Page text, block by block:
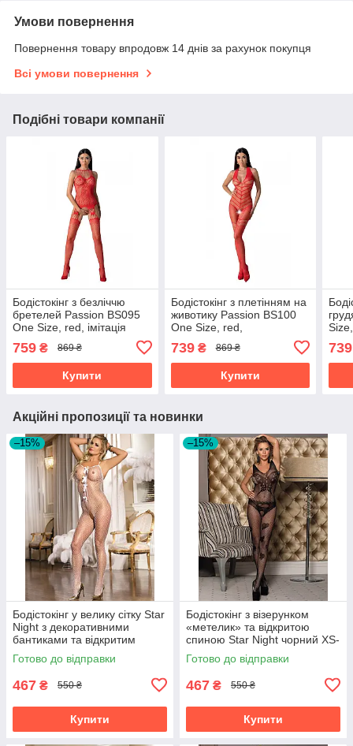
Умови повернення
Повернення товару впродовж 14 днів за рахунок покупця
Всі умови повернення
Подібні товари компанії
Бодістокінг з безліччю
бретелей Passion BS095
One Size, red, імітація
доступом
759 ₴ 869 ₴
Купити
Бодістокінг з плетінням на
животику Passion BS100
One Size, red,
доступом
739₴ 869 ₴
Купити
739
Акційні пропозиції та новинки
–15%
Бодістокінг у велику сітку Star
Night з декоративними
бантиками та відкритим
доступом, білий
Готово до відправки
467 ₴ 550 ₴
Купити
–15%
Бодістокінг з візерунком
«метелик» та відкритою
спиною Star Night чорний XS-
M
Готово до відправки
467 ₴ 550 ₴
Купити